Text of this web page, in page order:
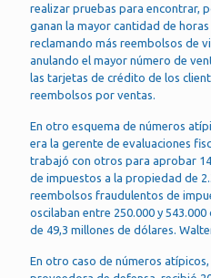
realizar pruebas para encontrar,
ganan la mayor cantidad de
reclamando más reembolsos de
anulando el mayor número de
las tarjetas de crédito de los
reembolsos por ventas.
En otro esquema de números
era la gerente de evaluaciones
trabajó con otros para aprobar
de impuestos a la propiedad de
reembolsos fraudulentos de
oscilaban entre 250.000 y
de 49,3 millones de dólares.
En otro caso de números atípicos,